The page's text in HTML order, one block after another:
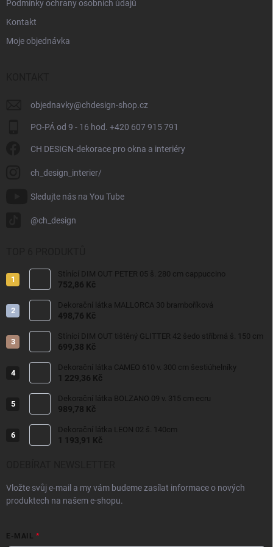
Podmínky ochrany osobních údajů
Kontakt
Moje objednávka
objednavky@chdesign-shop.cz
PO-PÁ od 9 - 16 hod. +420 607 915 791
CH DESIGN-dekorace pro okna a interiéry
ch_design_interier/
Sledujte nás na You Tube
@ch_design
Stínící DIM OUT PETER 05 š. 280 cm cappuccino
752,86 Kč
Dekorační látka MALLORCA 30 bramboříková
498,76 Kč
Stínící DIM OUT tištěný GLITTER 42 šedo stříbrná š. 150 cm
699,38 Kč
Dekorační látka CAMEO 610 v. 300 cm šestiúhelníky
1 229,36 Kč
Dekorační látka BOLZANO 09 v. 315 cm ecru
989,78 Kč
Dekorační látka LEON 02 š. 140cm
1 193,91 Kč
Vložte svůj e-mail a my vám budeme zasílat informace o nových
produktech na našem e-shopu.
E-MAIL